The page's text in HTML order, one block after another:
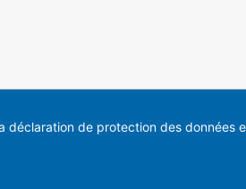
déclaration de protection des données